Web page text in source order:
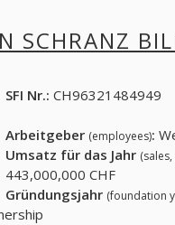
SCHRANZ
SFI Nr.: CH96321484949
Arbeitgeber (employees):
Umsatz für das Jahr
443,000,000 CHF
Gründungsjahr (foundation